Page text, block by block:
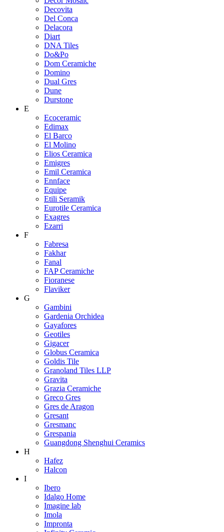
Decovita
Del Conca
Delacora
Diart
DNA Tiles
Do&Po
Dom Ceramiche
Domino
Dual Gres
Dune
Durstone
E
Ecoceramic
Edimax
El Barco
El Molino
Elios Ceramica
Emigres
Emil Ceramica
Ennface
Equipe
Etili Seramik
Eurotile Ceramica
Exagres
Ezarri
F
Fabresa
Fakhar
Fanal
FAP Ceramiche
Fioranese
Flaviker
G
Gambini
Gardenia Orchidea
Gayafores
Geotiles
Gigacer
Globus Ceramica
Goldis Tile
Granoland Tiles LLP
Gravita
Grazia Ceramiche
Greco Gres
Gres de Aragon
Gresant
Gresmanc
Grespania
Guangdong Shenghui Ceramics
H
Hafez
Halcon
I
Ibero
Idalgo Home
Imagine lab
Imola
Impronta